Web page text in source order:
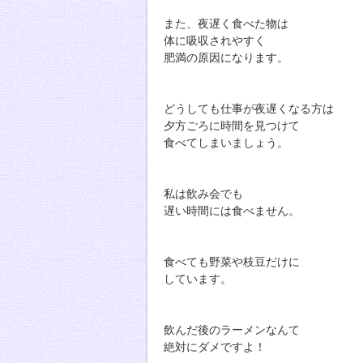
また、夜遅く食べた物は
体に吸収されやすく
肥満の原因になります。
どうしても仕事が夜遅くなる方は
夕方ごろに時間を見つけて
食べてしまいましょう。
私は飲み会でも
遅い時間には食べません。
食べても野菜や枝豆だけに
しています。
飲んだ後のラーメンなんて
絶対にダメですよ！